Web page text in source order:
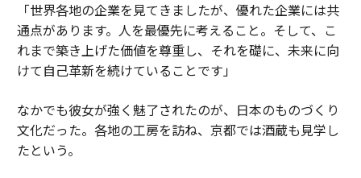
「世界各地の企業を見てきましたが、優れた企業には共
通点があります。人を最優先に考えること。そして、こ
れまで築き上げた価値を尊重し、それを礎に、未来に向
けて自己革新を続けていることです」
なかでも彼女が強く魅了されたのが、日本のものづくり
文化だった。各地の工房を訪ね、京都では酒蔵も見学し
たという。